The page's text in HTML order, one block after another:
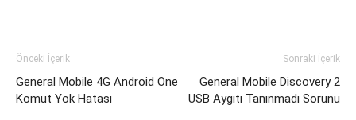
Önceki İçerik
General Mobile 4G Android One
Komut Yok Hatası
Sonraki İçerik
General Mobile Discovery 2
USB Aygıtı Tanınmadı Sorunu